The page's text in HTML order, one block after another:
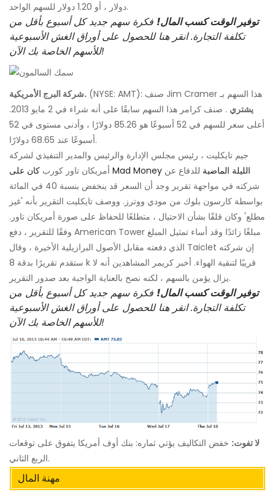
دولار ، أو 1.20 دولار للسهم الواحد.
توفير الوقت كسب المال! فكرة سهم جديد كل أسبوع بأقل من
تكلفة التجارة. انقر هنا للحصول على أوراق الغش الأسبوعية
للأسهم الخاصة بك الآن!
شركة البرج الأمريكية.
(NYSE: AMT): صنف Jim Cramer هذا السهم بـ
يشتري
. صنف كرامر هذا السهم سابقًا على أنه شراء في 2 مايو 2013.
أعلى سعر للسهم في 52 أسبوعًا هو 85.26 دولارًا ، وأدنى مستوى في 52
أسبوعًا عند 68.65 دولارًا.
جيم تايكليت ، رئيس مجلس الإدارة والرئيس والمدير التنفيذي لشركة
أمريكان تاور كورب
كان على Mad Money الليلة الماضية للدفاع عن
شركته في مواجهة تقرير وجد أن السعر قد ينخفض ​​بنسبة 40 في المائة
بواسطة كارسون بلوك من مودي ووترز. ووصف تايكليت التقرير بأنه 'غير
مطلع' وكان قلقًا بشأن الاحتيال ، متطلعًا للحفاظ على صورة أمريكان تاور.
وفقًا للتقرير ، دفع American Tower مبلغًا زائدًا وقد أساء تمثيل المبلغ
الذي دفعته مقابل الأصول البرازيلية الأخيرة ، وقال Taiclet إن شركته
ستقدم تقريرًا بدقة 8 k قريبًا لتنقية الهواء. أخبر كريمر المشاهدين أنه لا
يزال يؤمن بالسهم ، لكنه نصح بالعناية الواجبة بعد صدور التقرير.
توفير الوقت كسب المال! فكرة سهم جديد كل أسبوع بأقل من
تكلفة التجارة. انقر هنا للحصول على أوراق الغش الأسبوعية
للأسهم الخاصة بك الآن!
لا تفوت: خفض التكاليف يؤتي ثماره: بنك أوف أمريكا يتفوق على توقعات
الربع الثاني.
مهنة المال